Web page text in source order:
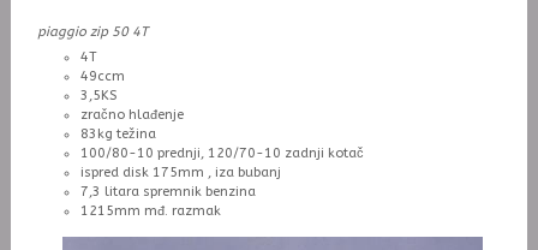
piaggio zip 50 4T
4T
49ccm
3,5KS
zračno hlađenje
83kg težina
100/80-10 prednji, 120/70-10 zadnji kotač
ispred disk 175mm , iza bubanj
7,3 litara spremnik benzina
1215mm mđ. razmak